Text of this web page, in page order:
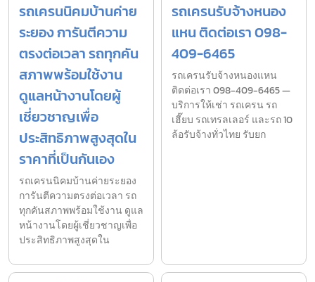
รถเครนนิคมบ้านค่าย
ระยอง การันตีความ
ตรงต่อเวลา รถทุกคัน
สภาพพร้อมใช้งาน
ดูแลหน้างานโดยผู้
เชี่ยวชาญเพื่อ
ประสิทธิภาพสูงสุดใน
ราคาที่เป็นกันเอง
รถเครนนิคมบ้านค่ายระยอง
การันตีความตรงต่อเวลา รถ
ทุกคันสภาพพร้อมใช้งาน ดูแล
หน้างานโดยผู้เชี่ยวชาญเพื่อ
ประสิทธิภาพสูงสุดใน
รถเครนรับจ้างหนอง
แหน ติดต่อเรา 098-
409-6465
รถเครนรับจ้างหนองแหน
ติดต่อเรา 098-409-6465 —
บริการให้เช่า รถเครน รถ
เฮี๊ยบ รถเทรลเลอร์ และรถ 10
ล้อรับจ้างทั่วไทย รับยก